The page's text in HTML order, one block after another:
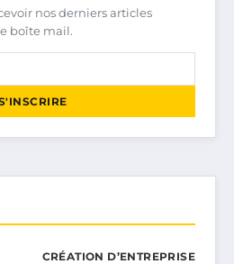
nos derniers articles
boîte mail.
CRÉATION D’ENTREPRISE